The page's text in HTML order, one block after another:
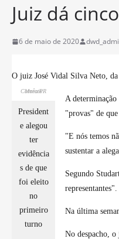
Juiz dá
6 de maio de 2020
O juiz José Vidal Silva Neto, da
President
e alegou
ter
evidência
s de que
foi eleito
no
primeiro
turno
Marcos Corrêa/PR
A
"provas" de
"E nós temos
sustentar a
Segundo
representantes".
Na última
No despacho,